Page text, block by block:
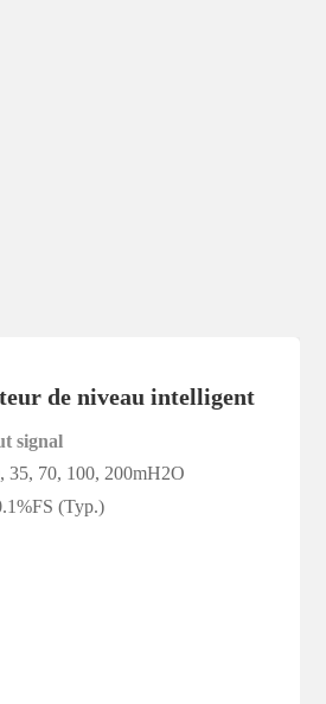
de niveau intelligent
signal
35, 70, 100, 200mH2O
(Typ.)